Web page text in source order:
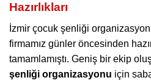
Hazırlıkları
İzmir çocuk şenliği
firmamız günler öncesinden
tamamlamıştı. Geniş bir ekip
şenliği organizasyonu için